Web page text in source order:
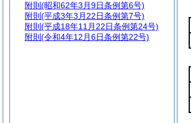
附則 (昭和62年3月9日条例第6号)
附則 (平成3年3月22日条例第7号)
附則 (平成18年11月22日条例第24号)
附則 (令和4年12月6日条例第22号)